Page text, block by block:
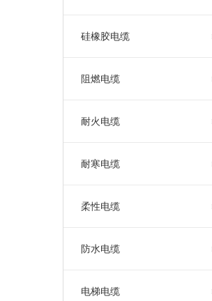
硅橡胶电缆
阻燃电缆
耐火电缆
耐寒电缆
柔性电缆
防水电缆
电梯电缆